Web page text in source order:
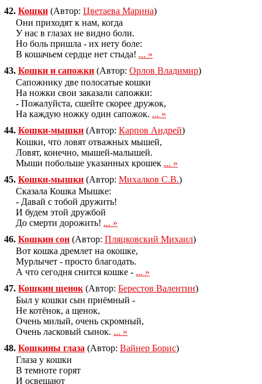
42. Кошки (Автор: Цветаева Марина)
Они приходят к нам, когда
У нас в глазах не видно боли.
Но боль пришла - их нету боле:
В кошачьем сердце нет стыда! ... »
43. Кошки и сапожки (Автор: Орлов Владимир)
Сапожнику две полосатые кошки
На ножки свои заказали сапожки:
- Пожалуйста, сшейте скорее дружок,
На каждую ножку один сапожок. ... »
44. Кошки-мышки (Автор: Карпов Андрей)
Кошки, что ловят отважных мышей,
Ловят, конечно, мышей-малышей.
Мыши побольше указанных крошек ... »
45. Кошки-мышки (Автор: Михалков С.В.)
Сказала Кошка Мышке:
- Давай с тобой дружить!
И будем этой дружбой
До смерти дорожить! ... »
46. Кошкин сон (Автор: Пляцковский Михаил)
Вот кошка дремлет на окошке,
Мурлычет - просто благодать.
А что сегодня снится кошке - ... »
47. Кошкин щенок (Автор: Берестов Валентин)
Был у кошки сын приёмный -
Не котёнок, а щенок,
Очень милый, очень скромный,
Очень ласковый сынок. ... »
48. Кошкины глаза (Автор: Вайнер Борис)
Глаза у кошки
В темноте горят
И освещают